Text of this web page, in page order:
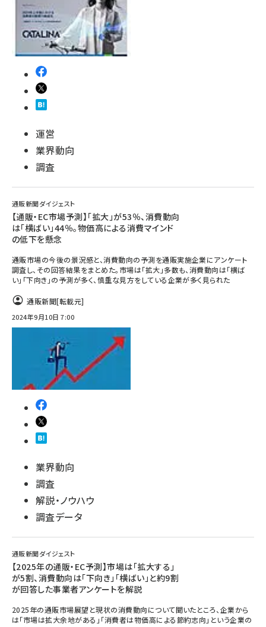
運営
業界動向
調査
通販新聞ダイジェスト
【通販・EC市場予測】「拡大」が53％、消費動向
は「横ばい」44％。物価高による消費マインド
の低下を懸念
通販市場の今後の景況感と、消費動向の予測を通販実施企業にアンケート
調査し、その回答結果をまとめた。市場は「拡大」多数も、消費動向は「横ば
い」「下向き」の予測が多く、慎重な見方をしている企業が多く見られた
通販新聞[転載元]
2024年9月10日 7:00
業界動向
調査
解説・ノウハウ
調査データ
通販新聞ダイジェスト
【2025年の通販・EC予測】市場は「拡大する」
が5割、消費動向は「下向き」「横ばい」と約9割
が回答した事業者アンケートを解説
2025年の通販市場展望と現状の消費動向について聞いたところ、企業から
は「市場は拡大余地がある」「消費者は物価高による節約志向」という企業の